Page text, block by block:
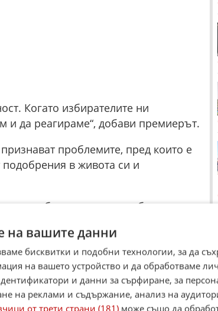
Когато избирателите ни
и да реагираме“, добави премиерът.
проблемите, пред които е
подобрения в живота си и
загуби на местните избори в
На този фон премиерът може да
позовавайки се на източници.
Лейбъристката партия е
бенефициент беше дясната
Фараж, която спечели над
на вашите данни
бисквитки и подобни технологии, за да
на вашето устройство и да обработваме
и данни за сърфиране, за
на реклами и съдържание, анализ на
от трети страни (181) може също да